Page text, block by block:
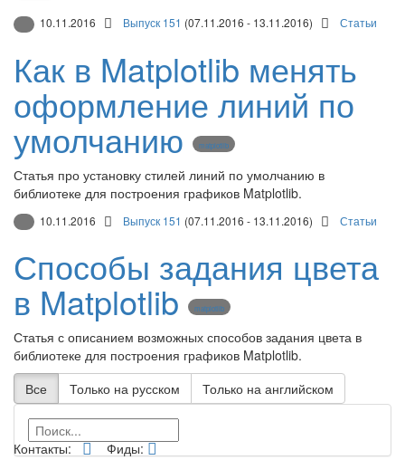
10.11.2016 Выпуск 151 (07.11.2016 - 13.11.2016) Статьи
Как в Matplotlib менять
оформление линий по
умолчанию matplotlib
Статья про установку стилей линий по умолчанию в
библиотеке для построения графиков Matplotlib.
10.11.2016 Выпуск 151 (07.11.2016 - 13.11.2016) Статьи
Способы задания цвета
в Matplotlib matplotlib
Статья с описанием возможных способов задания цвета в
библиотеке для построения графиков Matplotlib.
Все
Только на русском Только на английском
Контакты:
Фиды: